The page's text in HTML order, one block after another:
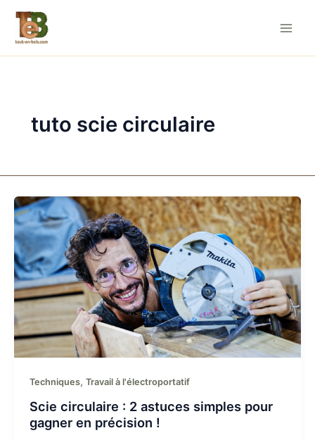
contenu
tuto scie circulaire
Techniques, Travail à l'électroportatif
Scie circulaire : 2 astuces simples pour
gagner en précision !